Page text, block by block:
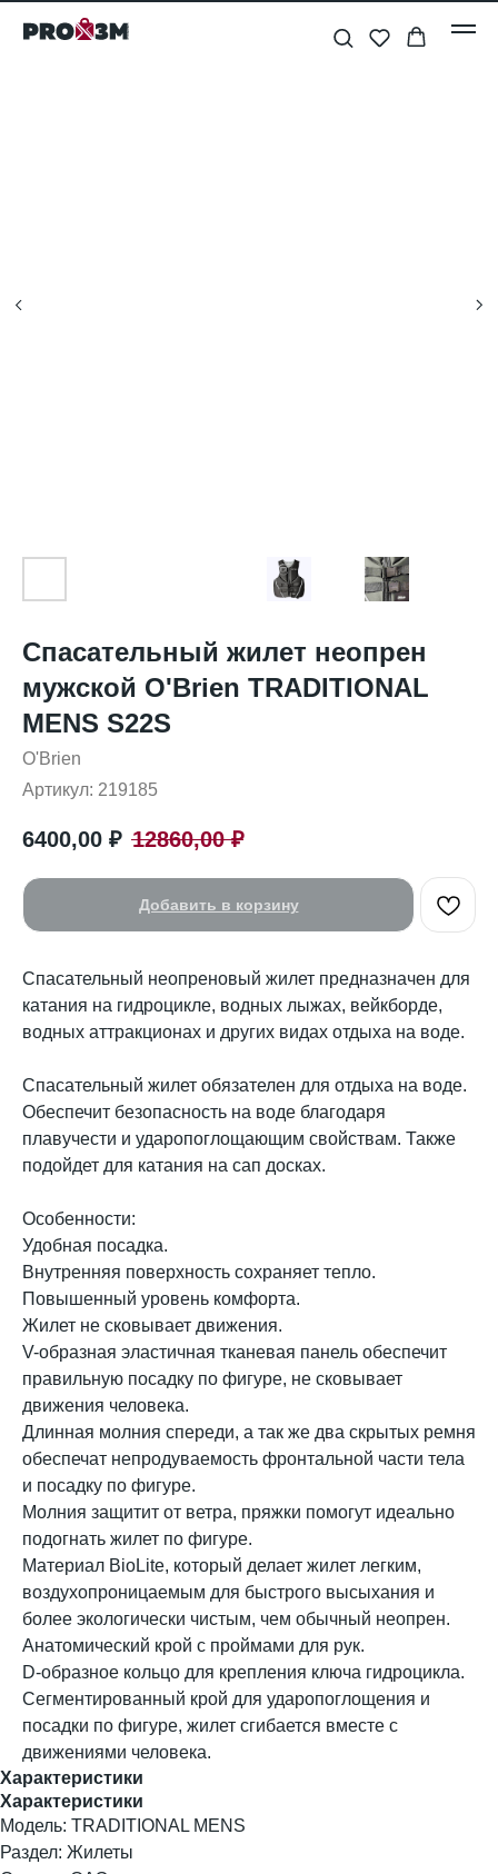
Спасательный жилет неопрен
мужской O'Brien TRADITIONAL
MENS S22S
O'Brien
Артикул: 219185
6400,00 ₽ 12860,00 ₽
Добавить в корзину
Спасательный неопреновый жилет предназначен для
катания на гидроцикле, водных лыжах, вейкборде,
водных аттракционах и других видах отдыха на воде.
Спасательный жилет обязателен для отдыха на воде.
Обеспечит безопасность на воде благодаря
плавучести и ударопоглощающим свойствам. Также
подойдет для катания на сап досках.
Особенности:
Удобная посадка.
Внутренняя поверхность сохраняет тепло.
Повышенный уровень комфорта.
Жилет не сковывает движения.
V-образная эластичная тканевая панель обеспечит
правильную посадку по фигуре, не сковывает
движения человека.
Длинная молния спереди, а так же два скрытых ремня
обеспечат непродуваемость фронтальной части тела
и посадку по фигуре.
Молния защитит от ветра, пряжки помогут идеально
подогнать жилет по фигуре.
Материал BioLite, который делает жилет легким,
воздухопроницаемым для быстрого высыхания и
более экологически чистым, чем обычный неопрен.
Анатомический крой с проймами для рук.
D-образное кольцо для крепления ключа гидроцикла.
Сегментированный крой для ударопоглощения и
посадки по фигуре, жилет сгибается вместе с
движениями человека.
Характеристики
Характеристики
Модель: TRADITIONAL MENS
Раздел: Жилеты